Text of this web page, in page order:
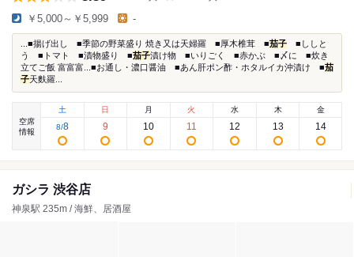
￥5,000～￥5,999 -
...■揚げ出し ■季節の野菜盛り 焼き又は天婦羅 ■厚木椎茸 ■茄子 ■ししと
う ■トマト ■漬物盛り ■茄子漬け物 ■いりごく ■赤かぶ ■〆に ■炊き
立てご飯 富富富...■お通し・濃口醤油 ■あん肝ポン酢・ホタルイカ沖漬け ■茄
子天麩羅...
空席
情報
土
8/8
日
9
月
10
火
11
水
12
木
13
金
14
ガシラ 渋谷店
神泉駅 235m / 海鮮、居酒屋